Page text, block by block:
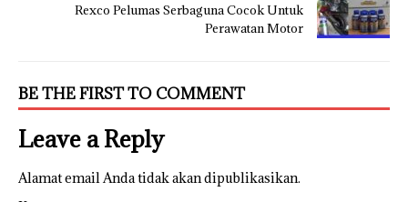
Rexco Pelumas Serbaguna Cocok Untuk
Perawatan Motor
BE THE FIRST TO COMMENT
Leave a Reply
Alamat email Anda tidak akan dipublikasikan.